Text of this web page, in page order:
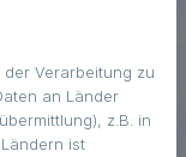
der Verarbeitung zu
an Länder
z.B. in
ist